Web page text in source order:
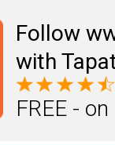
Follow
with
FREE -